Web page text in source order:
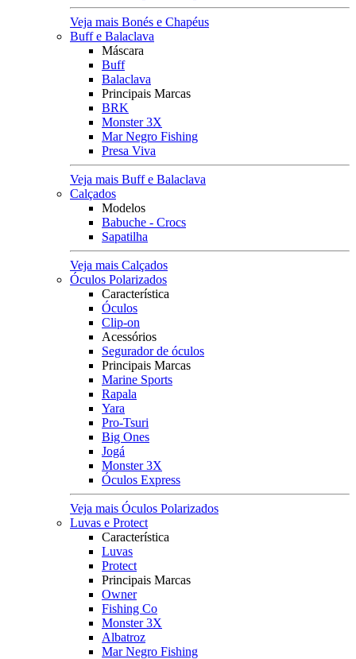
Veja mais Bonés e Chapéus
Buff e Balaclava
Máscara
Buff
Balaclava
Principais Marcas
BRK
Monster 3X
Mar Negro Fishing
Presa Viva
Veja mais Buff e Balaclava
Calçados
Modelos
Babuche - Crocs
Sapatilha
Veja mais Calçados
Óculos Polarizados
Característica
Óculos
Clip-on
Acessórios
Segurador de óculos
Principais Marcas
Marine Sports
Rapala
Yara
Pro-Tsuri
Big Ones
Jogá
Monster 3X
Óculos Express
Veja mais Óculos Polarizados
Luvas e Protect
Característica
Luvas
Protect
Principais Marcas
Owner
Fishing Co
Monster 3X
Albatroz
Mar Negro Fishing